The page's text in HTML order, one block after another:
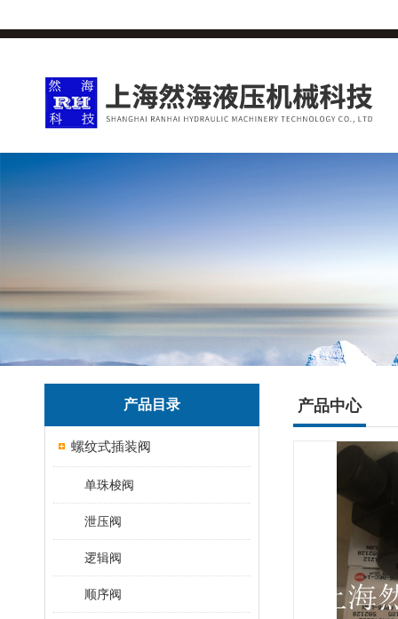
产品目录
螺纹式插装阀
单珠梭阀
泄压阀
逻辑阀
顺序阀
产品中心